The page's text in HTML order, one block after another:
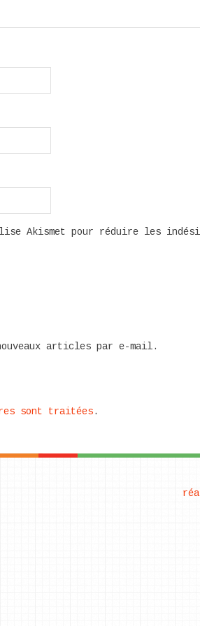
articles par e-mail.
Akismet pour réduire les
sont traitées.